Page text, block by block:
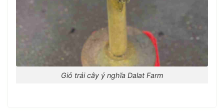
Giỏ trái cây ý nghĩa Dalat Farm